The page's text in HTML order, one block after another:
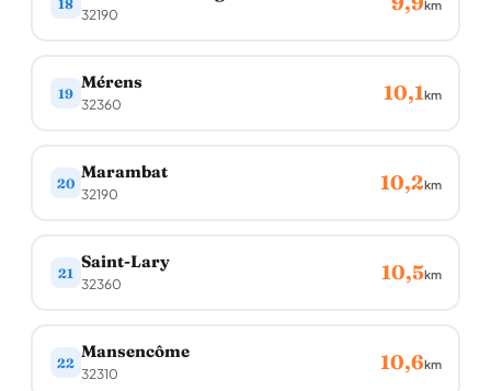
18
32190
km
19
Mérens
32360 10,1km
20
Marambat
32190 10,2km
21
Saint-Lary
32360 10,5km
22
Mansencôme
32310 10,6km